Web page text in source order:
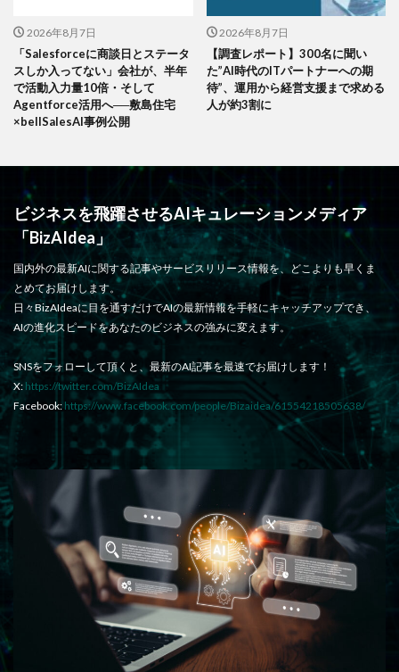
2026年8月7日
「Salesforceに商談日とステータ
スしか入ってない」会社が、半年
で活動入力量10倍・そして
Agentforce活用へ──敷島住宅
×bellSalesAI事例公開
2026年8月7日
【調査レポート】300名に聞い
た”AI時代のITパートナーへの期
待”、運用から経営支援まで求める
人が約3割に
ビジネスを飛躍させるAIキュレーションメディア
「BizAIdea」
国内外の最新AIに関する記事やサービスリリース情報を、どこよりも早くま
とめてお届けします。
日々BizAIdeaに目を通すだけでAIの最新情報を手軽にキャッチアップでき、
AIの進化スピードをあなたのビジネスの強みに変えます。
SNSをフォローして頂くと、最新のAI記事を最速でお届けします！
X: https://twitter.com/BizAIdea
Facebook: https://www.facebook.com/people/Bizaidea/61554218505638/